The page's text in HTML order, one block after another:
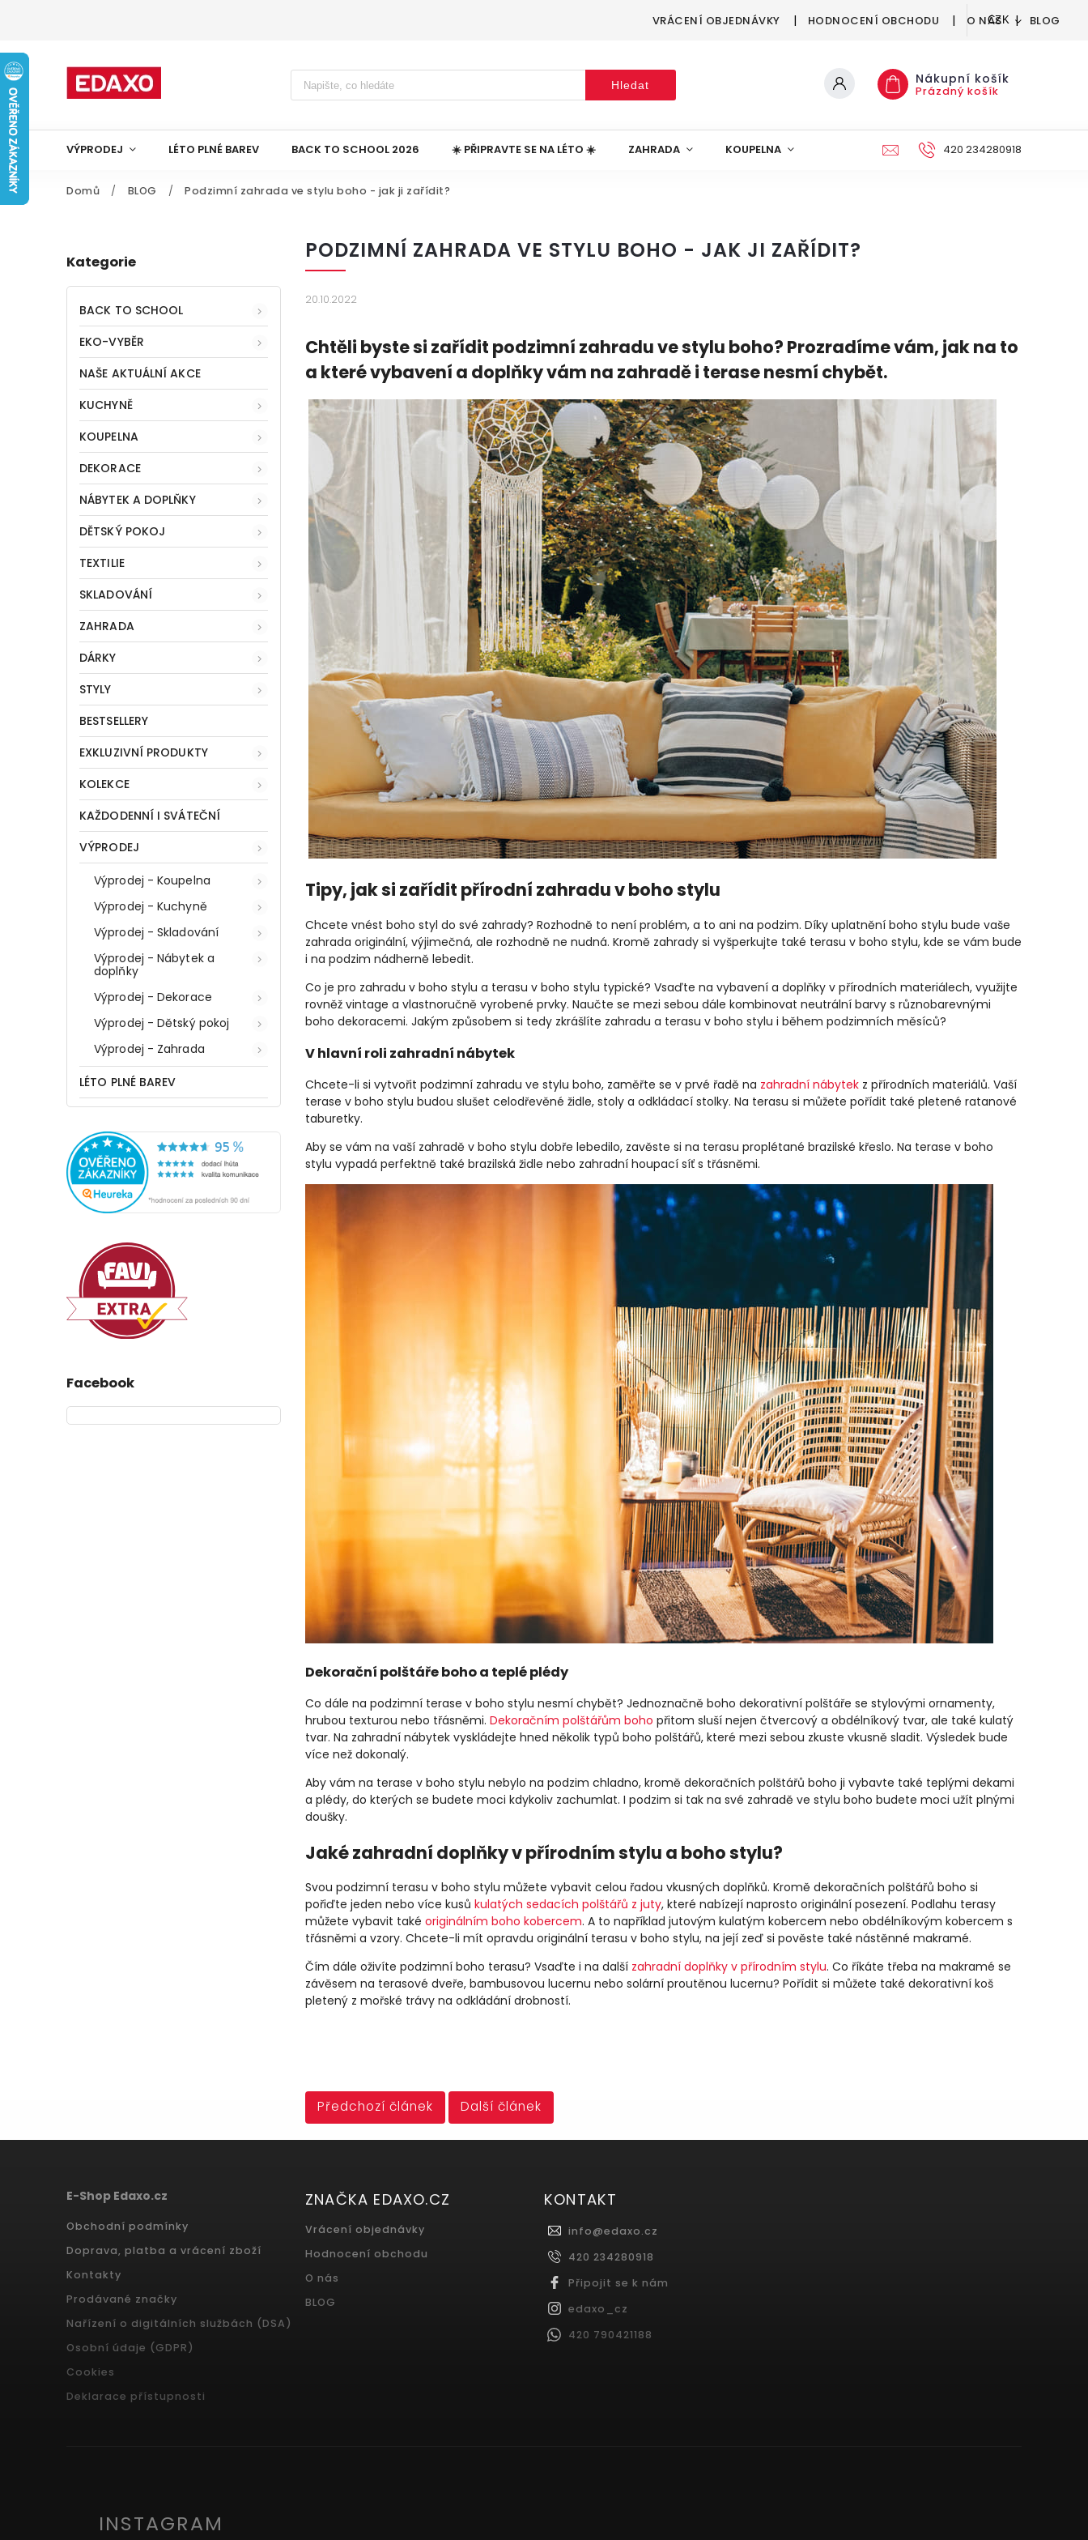
VRÁCENÍ OBJEDNÁVKY HODNOCENÍ OBCHODU O NÁS BLOG
CZK
Hledat Nákupní košík
Prázdný košík
VÝPRODEJ LÉTO PLNÉ BAREV BACK TO SCHOOL 2026 ☀️ PŘIPRAVTE SE NA LÉTO ☀️ ZAHRADA KOUPELNA DEKORACE
420 234280918
Domů / BLOG / Podzimní zahrada ve stylu boho - jak ji zařídit?
Kategorie
BACK TO SCHOOL
EKO-VYBĚR
NAŠE AKTUÁLNÍ AKCE
KUCHYNĚ
KOUPELNA
DEKORACE
NÁBYTEK A DOPLŇKY
DĚTSKÝ POKOJ
TEXTILIE
SKLADOVÁNÍ
ZAHRADA
DÁRKY
STYLY
BESTSELLERY
EXKLUZIVNÍ PRODUKTY
KOLEKCE
KAŽDODENNÍ I SVÁTEČNÍ
VÝPRODEJ
Výprodej - Koupelna
Výprodej - Kuchyně
Výprodej - Skladování
Výprodej - Nábytek a
doplňky
Výprodej - Dekorace
Výprodej - Dětský pokoj
Výprodej - Zahrada
LÉTO PLNÉ BAREV
Facebook
PODZIMNÍ ZAHRADA VE STYLU BOHO - JAK JI ZAŘÍDIT?
20.10.2022
Chtěli byste si zařídit podzimní zahradu ve stylu boho? Prozradíme vám, jak na to
a které vybavení a doplňky vám na zahradě i terase nesmí chybět.
Tipy, jak si zařídit přírodní zahradu v boho stylu
Chcete vnést boho styl do své zahrady? Rozhodně to není problém, a to ani na podzim. Díky uplatnění boho stylu bude vaše
zahrada originální, výjimečná, ale rozhodně ne nudná. Kromě zahrady si vyšperkujte také terasu v boho stylu, kde se vám bude
i na podzim nádherně lebedit.
Co je pro zahradu v boho stylu a terasu v boho stylu typické? Vsaďte na vybavení a doplňky v přírodních materiálech, využijte
rovněž vintage a vlastnoručně vyrobené prvky. Naučte se mezi sebou dále kombinovat neutrální barvy s různobarevnými
boho dekoracemi. Jakým způsobem si tedy zkrášlíte zahradu a terasu v boho stylu i během podzimních měsíců?
V hlavní roli zahradní nábytek
Chcete-li si vytvořit podzimní zahradu ve stylu boho, zaměřte se v prvé řadě na zahradní nábytek z přírodních materiálů. Vaší
terase v boho stylu budou slušet celodřevěné židle, stoly a odkládací stolky. Na terasu si můžete pořídit také pletené ratanové
taburetky.
Aby se vám na vaší zahradě v boho stylu dobře lebedilo, zavěste si na terasu proplétané brazilské křeslo. Na terase v boho
stylu vypadá perfektně také brazilská židle nebo zahradní houpací síť s třásněmi.
Dekorační polštáře boho a teplé plédy
Co dále na podzimní terase v boho stylu nesmí chybět? Jednoznačně boho dekorativní polštáře se stylovými ornamenty,
hrubou texturou nebo třásněmi. Dekoračním polštářům boho přitom sluší nejen čtvercový a obdélníkový tvar, ale také kulatý
tvar. Na zahradní nábytek vyskládejte hned několik typů boho polštářů, které mezi sebou zkuste vkusně sladit. Výsledek bude
více než dokonalý.
Aby vám na terase v boho stylu nebylo na podzim chladno, kromě dekoračních polštářů boho ji vybavte také teplými dekami
a plédy, do kterých se budete moci kdykoliv zachumlat. I podzim si tak na své zahradě ve stylu boho budete moci užít plnými
doušky.
Jaké zahradní doplňky v přírodním stylu a boho stylu?
Svou podzimní terasu v boho stylu můžete vybavit celou řadou vkusných doplňků. Kromě dekoračních polštářů boho si
pořiďte jeden nebo více kusů kulatých sedacích polštářů z juty, které nabízejí naprosto originální posezení. Podlahu terasy
můžete vybavit také originálním boho kobercem. A to například jutovým kulatým kobercem nebo obdélníkovým kobercem s
třásněmi a vzory. Chcete-li mít opravdu originální terasu v boho stylu, na její zeď si pověste také nástěnné makramé.
Čím dále oživíte podzimní boho terasu? Vsaďte i na další zahradní doplňky v přírodním stylu. Co říkáte třeba na makramé se
závěsem na terasové dveře, bambusovou lucernu nebo solární proutěnou lucernu? Pořídit si můžete také dekorativní koš
pletený z mořské trávy na odkládání drobností.
Předchozí článek Další článek
E-Shop Edaxo.cz
Obchodní podmínky
Doprava, platba a vrácení zboží
Kontakty
Prodávané značky
Nařízení o digitálních službách (DSA)
Osobní údaje (GDPR)
Cookies
Deklarace přístupnosti
ZNAČKA EDAXO.CZ
Vrácení objednávky
Hodnocení obchodu
O nás
BLOG
KONTAKT
info@edaxo.cz
420 234280918
Připojit se k nám
edaxo_cz
420 790421188
INSTAGRAM